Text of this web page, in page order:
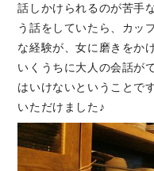
話しかけられるのが苦手
う話をしていたら、カッ
な経験が、女に磨きをか
いくうちに大人の会話が
はいけないということで
いただけました♪